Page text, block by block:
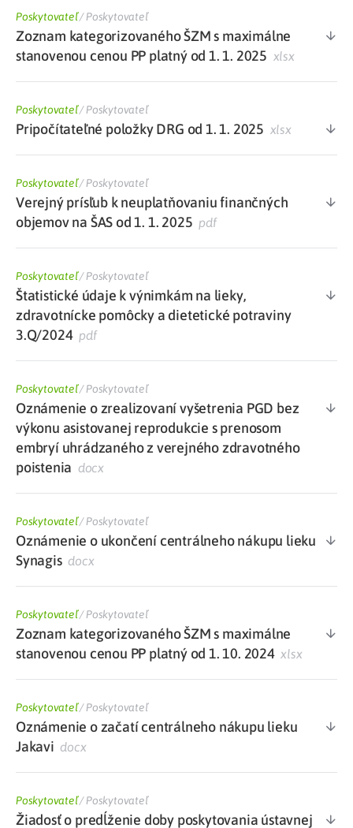
Poskytovateľ/Poskytovateľ
Zoznam kategorizovaného ŠZM s maximálne
stanovenou cenou PP platný od 1. 1. 2025 xlsx
Poskytovateľ/Poskytovateľ
Pripočítateľné položky DRG od 1. 1. 2025 xlsx
Poskytovateľ/Poskytovateľ
Verejný prísľub k neuplatňovaniu finančných
objemov na ŠAS od 1. 1. 2025 pdf
Poskytovateľ/Poskytovateľ
Štatistické údaje k výnimkám na lieky,
zdravotnícke pomôcky a dietetické potraviny
3.Q/2024pdf
Poskytovateľ/Poskytovateľ
Oznámenie o zrealizovaní vyšetrenia PGD bez
výkonu asistovanej reprodukcie s prenosom
embryí uhrádzaného z verejného zdravotného
poistenia docx
Poskytovateľ/Poskytovateľ
Oznámenie o ukončení centrálneho nákupu lieku
Synagisdocx
Poskytovateľ/Poskytovateľ
Zoznam kategorizovaného ŠZM s maximálne
stanovenou cenou PP platný od 1. 10. 2024xlsx
Poskytovateľ/Poskytovateľ
Oznámenie o začatí centrálneho nákupu lieku
Jakavi docx
Poskytovateľ/Poskytovateľ
Žiadosť o predĺženie doby poskytovania ústavnej